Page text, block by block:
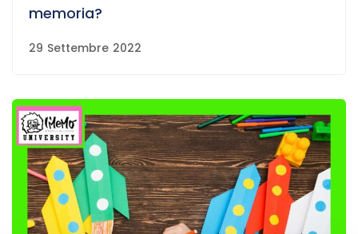
memoria?
29 Settembre 2022